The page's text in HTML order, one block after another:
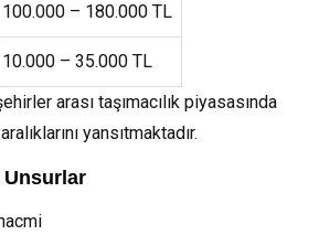
100.000 – 180.000 TL
10.000 – 35.000 TL
arası taşımacılık piyasasında
yansıtmaktadır.
Unsurlar